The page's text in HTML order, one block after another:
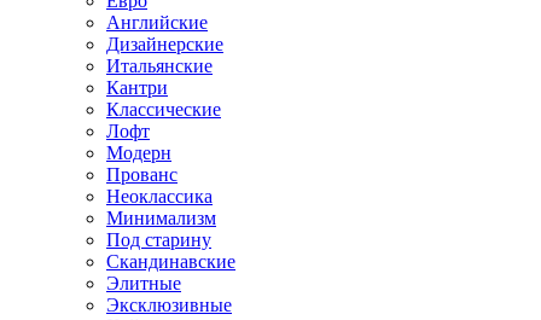
Английские
Дизайнерские
Итальянские
Кантри
Классические
Лофт
Модерн
Прованс
Неоклассика
Минимализм
Под старину
Скандинавские
Элитные
Эксклюзивные